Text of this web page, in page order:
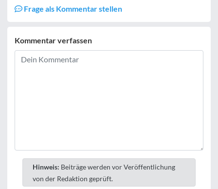
Frage als Kommentar stellen
Kommentar verfassen
Hinweis: Beiträge werden vor Veröffentlichung
von der Redaktion geprüft.